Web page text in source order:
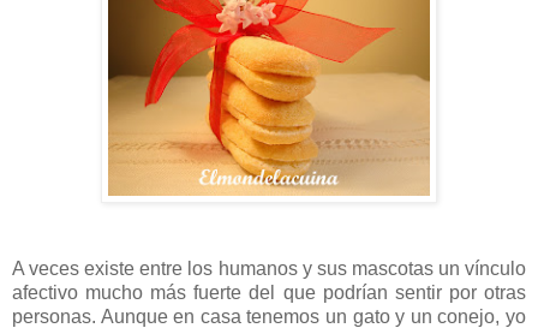
A veces existe entre los humanos y sus mascotas un vínculo
afectivo mucho más fuerte del que podrían sentir por otras
personas. Aunque en casa tenemos un gato y un conejo, yo